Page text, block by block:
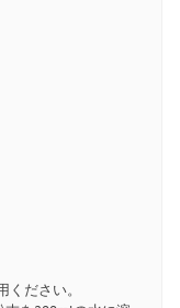
ださい。